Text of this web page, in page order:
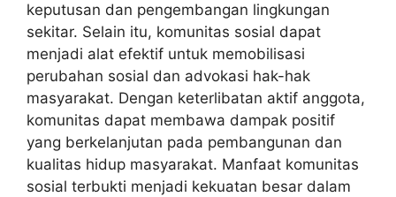
keputusan dan pengembangan lingkungan
sekitar. Selain itu, komunitas sosial dapat
menjadi alat efektif untuk memobilisasi
perubahan sosial dan advokasi hak-hak
masyarakat. Dengan keterlibatan aktif anggota,
komunitas dapat membawa dampak positif
yang berkelanjutan pada pembangunan dan
kualitas hidup masyarakat. Manfaat komunitas
sosial terbukti menjadi kekuatan besar dalam